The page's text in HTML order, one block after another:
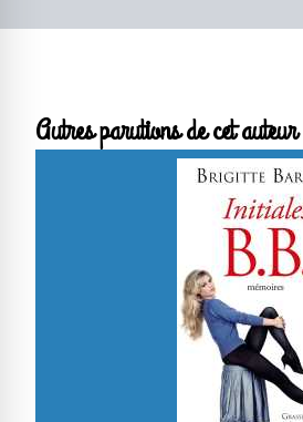
Autres parutions de cet auteur